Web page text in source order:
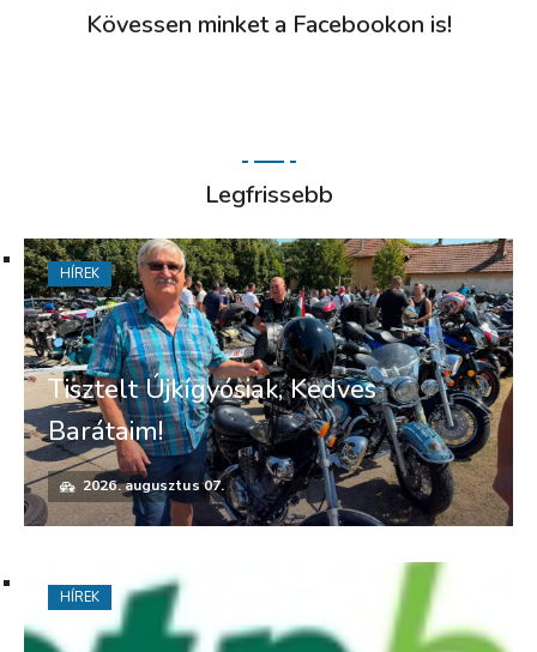
Kövessen minket a Facebookon is!
Legfrissebb
Tisztelt Újkígyósiak, Kedves
Barátaim!
2026. augusztus 07.
HÍREK
HÍREK